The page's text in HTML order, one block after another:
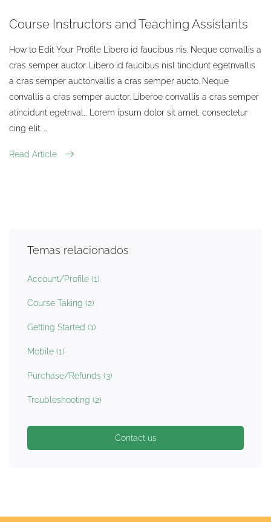
Course Instructors and Teaching Assistants
How to Edit Your Profile Libero id faucibus nis. Neque convallis a
cras semper auctor. Libero id faucibus nisl tincidunt egetnvallis
a cras semper auctonvallis a cras semper aucto. Neque
convallis a cras semper auctor. Liberoe convallis a cras semper
atincidunt egetnval… Lorem ipsum dolor sit amet, consectetur
cing elit. …
Read Article
Temas relacionados
Account/Profile (1)
Course Taking (2)
Getting Started (1)
Mobile (1)
Purchase/Refunds (3)
Troubleshooting (2)
Contact us